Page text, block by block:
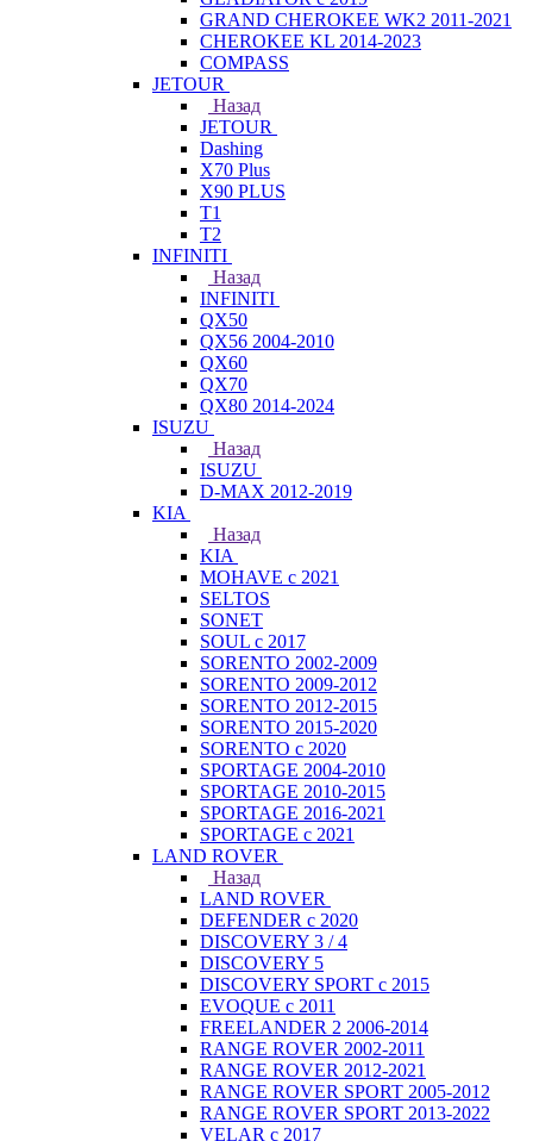
GRAND CHEROKEE WK2 2011-2021
CHEROKEE KL 2014-2023
COMPASS
JETOUR
Назад
JETOUR
Dashing
X70 Plus
X90 PLUS
T1
T2
INFINITI
Назад
INFINITI
QX50
QX56 2004-2010
QX60
QX70
QX80 2014-2024
ISUZU
Назад
ISUZU
D-MAX 2012-2019
KIA
Назад
KIA
MOHAVE с 2021
SELTOS
SONET
SOUL с 2017
SORENTO 2002-2009
SORENTO 2009-2012
SORENTO 2012-2015
SORENTO 2015-2020
SORENTO с 2020
SPORTAGE 2004-2010
SPORTAGE 2010-2015
SPORTAGE 2016-2021
SPORTAGE с 2021
LAND ROVER
Назад
LAND ROVER
DEFENDER с 2020
DISCOVERY 3 / 4
DISCOVERY 5
DISCOVERY SPORT с 2015
EVOQUE с 2011
FREELANDER 2 2006-2014
RANGE ROVER 2002-2011
RANGE ROVER 2012-2021
RANGE ROVER SPORT 2005-2012
RANGE ROVER SPORT 2013-2022
VELAR с 2017